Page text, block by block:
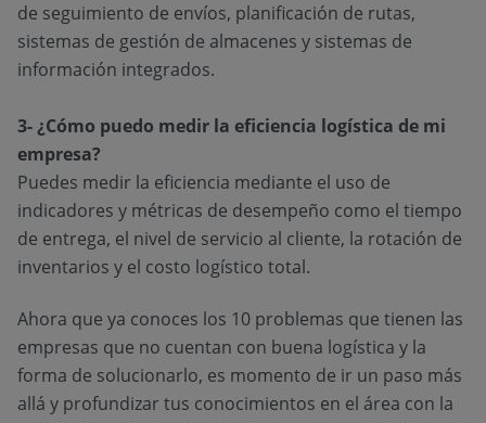
de seguimiento de envíos, planificación de rutas,
sistemas de gestión de almacenes y sistemas de
información integrados.
3- ¿Cómo puedo medir la eficiencia logística de mi
empresa?
Puedes medir la eficiencia mediante el uso de
indicadores y métricas de desempeño como el tiempo
de entrega, el nivel de servicio al cliente, la rotación de
inventarios y el costo logístico total.
Ahora que ya conoces los 10 problemas que tienen las
empresas que no cuentan con buena logística y la
forma de solucionarlo, es momento de ir un paso más
allá y profundizar tus conocimientos en el área con la